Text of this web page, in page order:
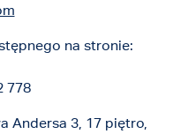
co ułatwia jej
i
na stronie:
778
Andersa 3, 17 piętro,